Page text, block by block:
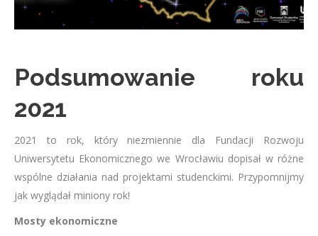
Podsumowanie roku
2021
2021 to rok, który niezmiennie dla Fundacji Rozwoju
Uniwersytetu Ekonomicznego we Wrocławiu dopisał w różne
wspólne działania nad projektami studenckimi. Przypomnijmy
jak wyglądał miniony rok!
Mosty ekonomiczne